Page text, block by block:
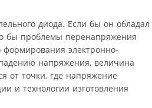
диода. Если бы он обладал
бы проблемы перенапряжения
электронно-
напряжения, величина
от точки, где напряжение
и технологии изготовления